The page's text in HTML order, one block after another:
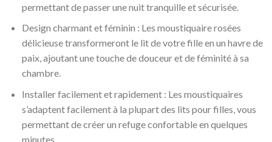
permettant de passer une nuit tranquille et sécurisée.
Design charmant et féminin : Les moustiquaire rosées
délicieuse transformeront le lit de votre fille en un havre de
paix, ajoutant une touche de douceur et de féminité à sa
chambre.
Installer facilement et rapidement : Les moustiquaires
s’adaptent facilement à la plupart des lits pour filles, vous
permettant de créer un refuge confortable en quelques
minutes.